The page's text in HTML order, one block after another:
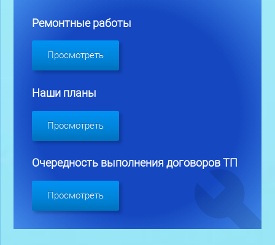
Ремонтные работы
Просмотреть
Наши планы
Просмотреть
Очередность выполнения договоров ТП
Просмотреть